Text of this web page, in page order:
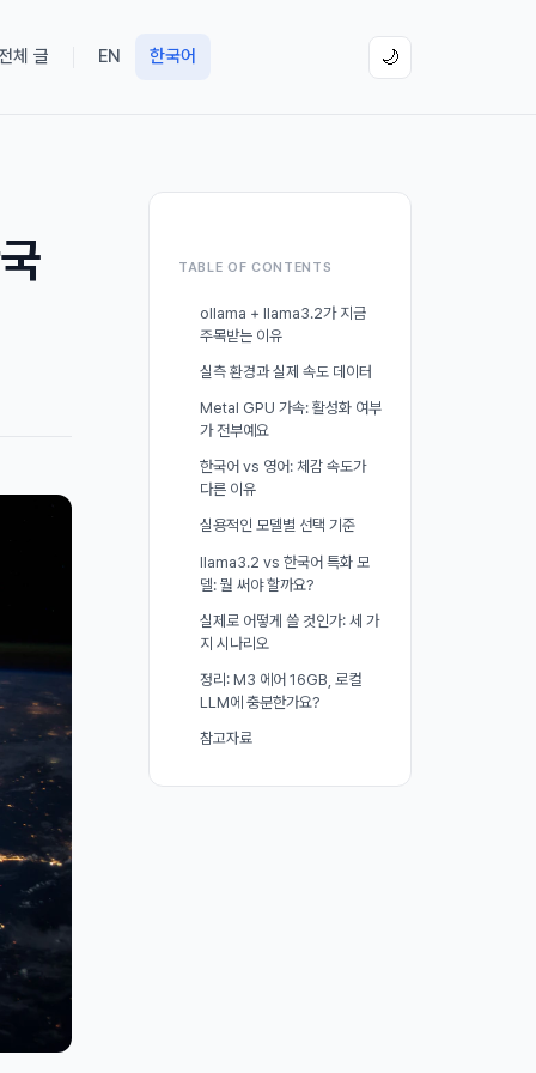
체 글 EN 한국어 🌙
TABLE OF CONTENTS
ollama + llama3.2가 지금
주목받는 이유
실측 환경과 실제 속도 데이터
Metal GPU 가속: 활성화 여부
가 전부예요
한국어 vs 영어: 체감 속도가
다른 이유
실용적인 모델별 선택 기준
llama3.2 vs 한국어 특화 모
델: 뭘 써야 할까요?
실제로 어떻게 쓸 것인가: 세 가
지 시나리오
정리: M3 에어 16GB, 로컬
LLM에 충분한가요?
참고자료